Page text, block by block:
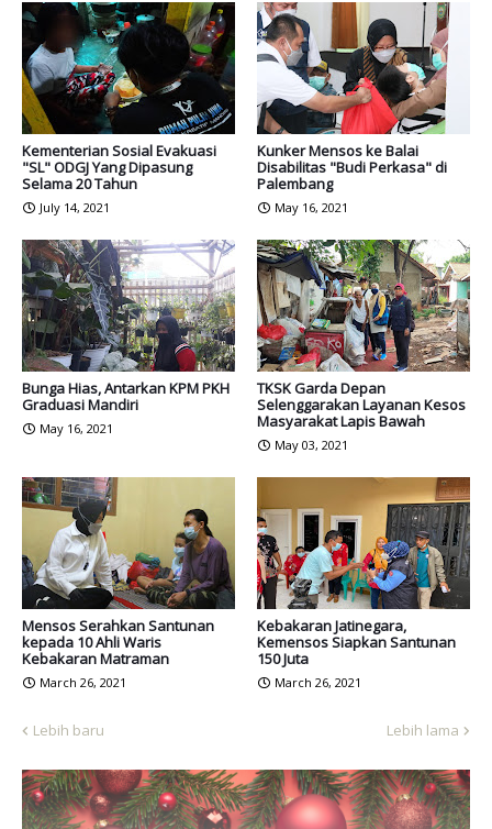
Kementerian Sosial Evakuasi
"SL" ODGJ Yang Dipasung
Selama 20 Tahun
July 14, 2021
Kunker Mensos ke Balai
Disabilitas "Budi Perkasa" di
Palembang
May 16, 2021
Bunga Hias, Antarkan KPM PKH
Graduasi Mandiri
May 16, 2021
TKSK Garda Depan
Selenggarakan Layanan Kesos
Masyarakat Lapis Bawah
May 03, 2021
Mensos Serahkan Santunan
kepada 10 Ahli Waris
Kebakaran Matraman
March 26, 2021
Kebakaran Jatinegara,
Kemensos Siapkan Santunan
150 Juta
March 26, 2021
Lebih baru Lebih lama